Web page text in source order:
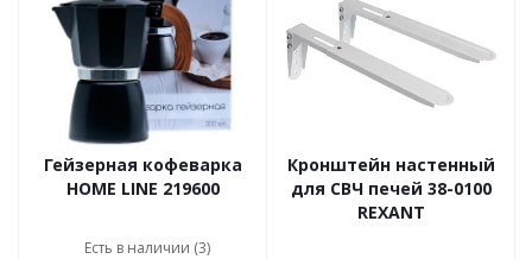
Гейзерная кофеварка
HOME LINE 219600
Есть в наличии (3)
Кронштейн настенный
для СВЧ печей 38-0100
REXANT